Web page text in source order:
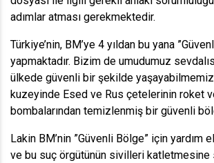
adımlar atması gerekmektedir.
Türkiye’nin, BM’ye 4 yıldan bu yana
yapmaktadır. Bizim de umudumuz
ülkede güvenli bir şekilde yaşayabilmemiz
kuzeyinde Esed ve Rus çetelerinin roket
bombalarından temizlenmiş bir güvenli
Lakin BM’nin ”Güvenli Bölge” için yardım
ve bu suç örgütünün sivilleri katletmesine